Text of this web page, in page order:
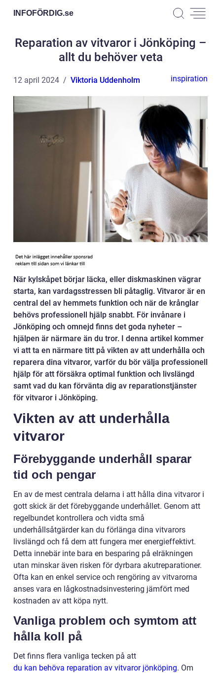
INFOFÖRDIG.se
Reparation av vitvaror i Jönköping –
allt du behöver veta
12 april 2024 Viktoria Uddenholm inspiration
När kylskåpet börjar läcka, eller diskmaskinen vägrar
starta, kan vardagsstressen bli påtaglig. Vitvaror är en
central del av hemmets funktion och när de krånglar
behövs professionell hjälp snabbt. För invånare i
Jönköping och omnejd finns det goda nyheter –
hjälpen är närmare än du tror. I denna artikel kommer
vi att ta en närmare titt på vikten av att underhålla och
reparera dina vitvaror, varför du bör välja professionell
hjälp för att försäkra optimal funktion och livslängd
samt vad du kan förvänta dig av reparationstjänster
för vitvaror i Jönköping.
Vikten av att underhålla
vitvaror
Förebyggande underhåll sparar
tid och pengar
En av de mest centrala delarna i att hålla dina vitvaror i
gott skick är det förebyggande underhållet. Genom att
regelbundet kontrollera och vidta små
underhållsåtgärder kan du förlänga dina vitvarors
livslängd och få dem att fungera mer energieffektivt.
Detta innebär inte bara en besparing på elräkningen
utan minskar även risken för dyrbara akutreparationer.
Ofta kan en enkel service och rengöring av vitvarorna
anses vara en lågkostnadsinvestering jämfört med
kostnaden av att köpa nytt.
Vanliga problem och symtom att
hålla koll på
Det finns flera vanliga tecken på att
du kan behöva reparation av vitvaror jönköping. Om